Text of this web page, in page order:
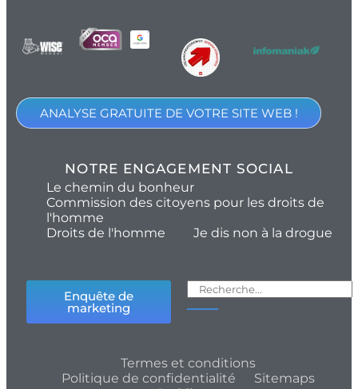
ANALYSE GRATUITE DE VOTRE SITE WEB !
NOTRE ENGAGEMENT SOCIAL
Le chemin du bonheur
Commission des citoyens pour les droits de
l'homme
Droits de l'homme
Je dis non à la drogue
Enquête de
marketing
Termes et conditions
Politique de confidentialité
Sitemaps